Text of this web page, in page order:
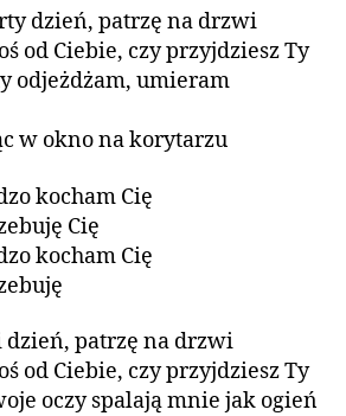
dzień, patrzę na drzwi
od Ciebie, czy przyjdziesz Ty
odjeżdżam, umieram
w okno na korytarzu
kocham Cię
Cię
kocham Cię
dzień, patrzę na drzwi
od Ciebie, czy przyjdziesz Ty
oczy spalają mnie jak ogień